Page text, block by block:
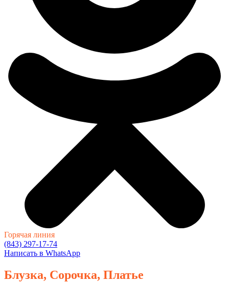
Горячая линия
(843) 297-17-74
Написать в WhatsApp
Блузка, Сорочка, Платье